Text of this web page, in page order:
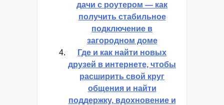
дачи с роутером — как
получить стабильное
подключение в
загородном доме
Где и как найти новых
друзей в интернете, чтобы
расширить свой круг
общения и найти
поддержку, вдохновение и